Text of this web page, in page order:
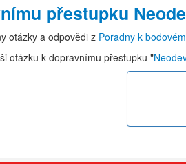
přestupku
otázky a odpovědi z Poradny k
otázku k dopravnímu přestupku "